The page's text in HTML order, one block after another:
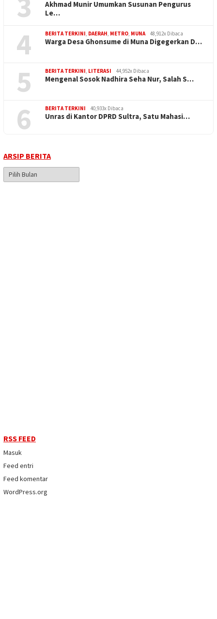
Akhmad Munir Umumkan Susunan Pengurus
Le…
4 BERITA TERKINI DAERAH METRO MUNA 48,912x Dibaca
Warga Desa Ghonsume di Muna Digegerkan D…
5 BERITA TERKINI LITERASI 44,952x Dibaca
Mengenal Sosok Nadhira Seha Nur, Salah S…
6 BERITA TERKINI 40,933x Dibaca
Unras di Kantor DPRD Sultra, Satu Mahasi…
ARSIP BERITA
Arsip
Berita
RSS FEED
Masuk
Feed entri
Feed komentar
WordPress.org